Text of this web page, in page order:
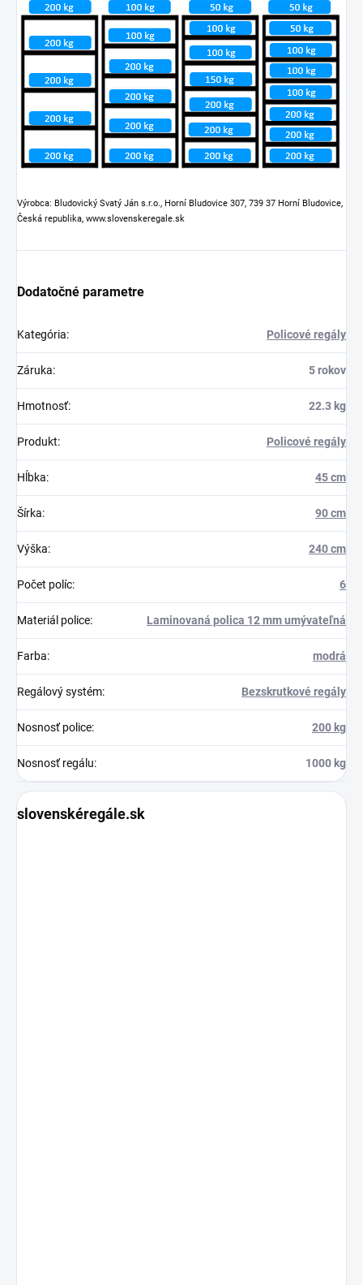
Výrobca: Bludovický Svatý Ján s.r.o., Horní Bludovice 307, 739 37 Horní Bludovice,
Česká republika, www.slovenskeregale.sk
Dodatočné parametre
Kategória: Policové regály
Záruka: 5 rokov
Hmotnosť: 22.3 kg
Produkt: Policové regály
Hĺbka: 45 cm
Šírka: 90 cm
Výška: 240 cm
Počet políc: 6
Materiál police: Laminovaná polica 12 mm umývateľná
Farba: modrá
Regálový systém: Bezskrutkové regály
Nosnosť police: 200 kg
Nosnosť regálu: 1000 kg
slovenskéregále.sk